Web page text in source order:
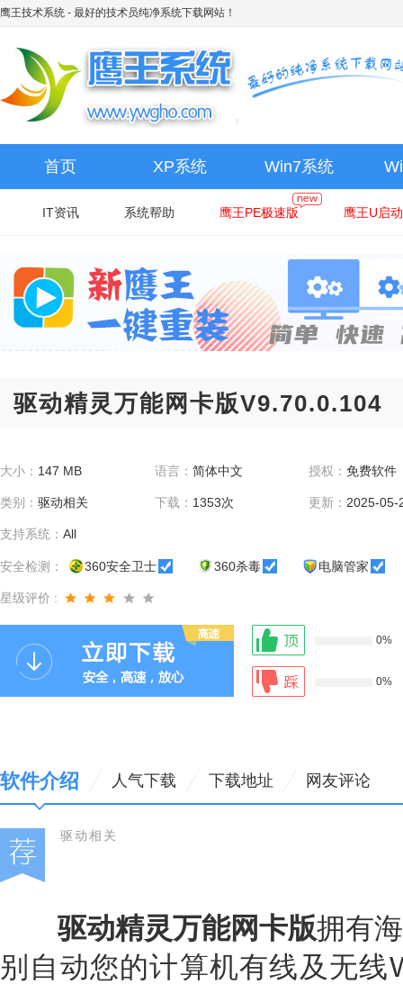
鹰王技术系统 - 最好的技术员纯净系统下载网站！
首页 XP系统 Win7系统
IT资讯 系统帮助 鹰王PE极速版 鹰王U启
驱动精灵万能网卡版V9.70.0.104
大小： 147 MB 语言： 简体中文 授权：免费软件
类别： 驱动相关 下载： 1353次 更新： 2025-05-
支持系统： All
安全检测： 360安全卫士 360杀毒 电脑管家
星级评价 :
0%
0%
软件介绍 人气下载 下载地址 网友评论
驱动相关
驱动精灵万能网卡版拥有
别自动您的计算机有线及无线